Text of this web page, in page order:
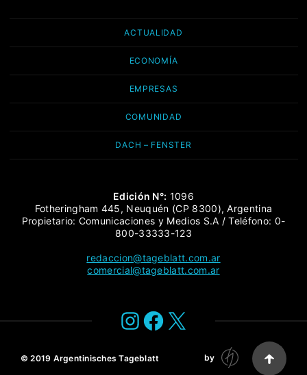
ACTUALIDAD
ECONOMÍA
EMPRESAS
COMUNIDAD
DACH – FENSTER
Edición N°: 1096
Fotheringham 445, Neuquén (CP 8300), Argentina
Propietario: Comunicaciones y Medios S.A / Teléfono: 0-
800-33333-123
redaccion@tageblatt.com.ar
comercial@tageblatt.com.ar
Instagram
Facebook
X
© 2019 Argentinisches Tageblatt by